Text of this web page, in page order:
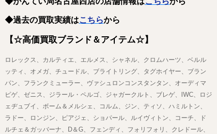
◆過去の買取実績はこちらから
【☆高価買取ブランド＆アイテム☆】
ロレックス、カルティエ、エルメス、シャネル、クロムハーツ、ベルル
ッティ、オメガ、チュードル、ブライトリング、タグホイヤー、ブラン
パン、フランクミューラー、ヴァシュロンコンスタンタン、オーディマ
ピゲ、ゼニス、ジラール・ペルゴ、ジャガークルト、ブレゲ、IWC、ロジ
ェヂュブイ、ボーム＆メルシェ、コルム、ジン、ティソ、ハミルトン、
ラドー、ロンジン、ピアジェ、ショパール、ルイヴィトン、コーチ、ド
ルチェ＆ガッバーナ、D＆G、フェンディ、フォリフォリ、クレドール、